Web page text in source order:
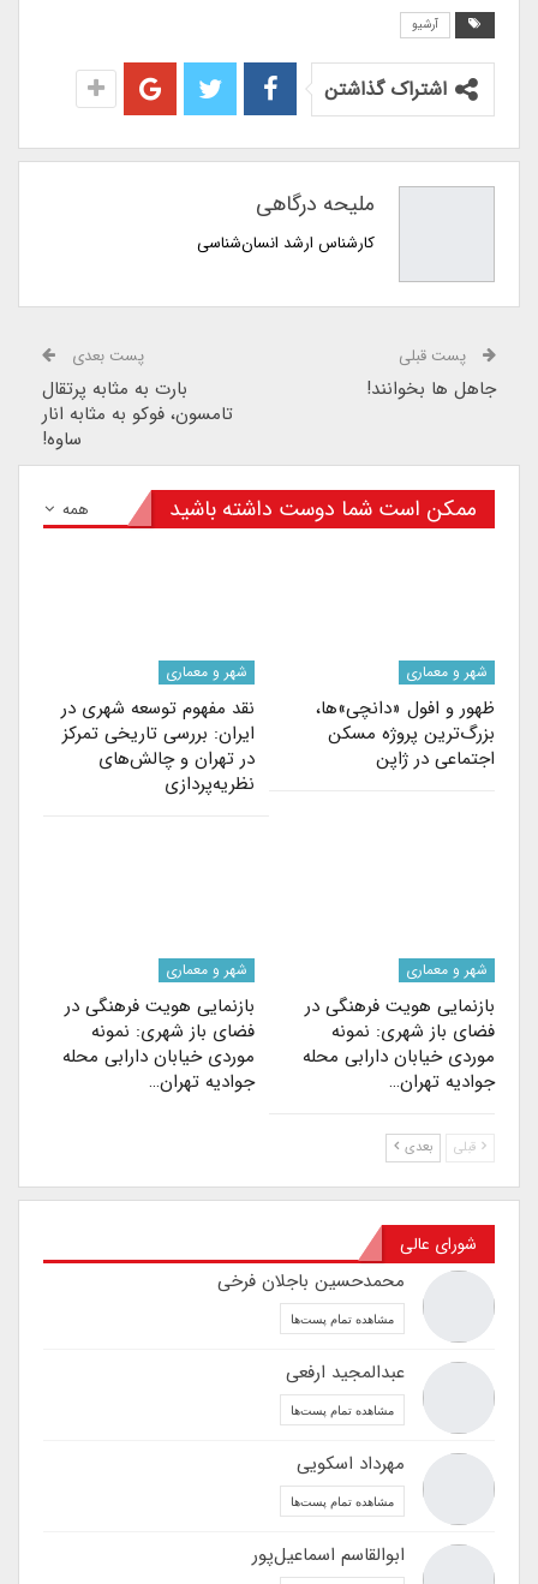
آرشیو
اشتراک گذاشتن
ملیحه درگاهی
کارشناس ارشد انسان‌شناسی
پست قبلی
جاهل ها بخوانند!
پست بعدی
بارت به مثابه پرتقال
تامسون، فوکو به مثابه انار
ساوه!
همه ممکن است شما دوست داشته باشید
شهر و معماری
ظهور و افول «دانچی»ها،
بزرگ‌ترین پروژه مسکن
اجتماعی در ژاپن
شهر و معماری
نقد مفهوم توسعه شهری در
ایران: بررسی تاریخی تمرکز
در تهران و چالش‌های
نظریه‌پردازی
شهر و معماری
بازنمایی هویت فرهنگی در
فضای باز شهری: نمونه
موردی خیابان دارابی محله
جوادیه تهران…
شهر و معماری
بازنمایی هویت فرهنگی در
فضای باز شهری: نمونه
موردی خیابان دارابی محله
جوادیه تهران…
قبلی بعدی
شورای عالی
محمدحسین باجلان فرخی
مشاهده تمام پست‌ها
عبدالمجید ارفعی
مشاهده تمام پست‌ها
مهرداد اسکویی
مشاهده تمام پست‌ها
ابوالقاسم اسماعیل‌پور